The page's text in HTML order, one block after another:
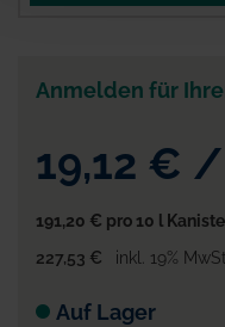
Anmelden für
19,12 € /
191,20 € pro 10 l
227,53 €
inkl. 19% MwSt.
Auf Lager